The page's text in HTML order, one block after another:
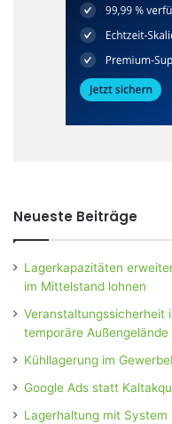
Neueste Beiträge
Lagerkapazitäten
im Mittelstand lohnen
Veranstaltungssicherheit
temporäre Außengelände
Kühllagerung im
Google Ads statt
Lagerhaltung mit System